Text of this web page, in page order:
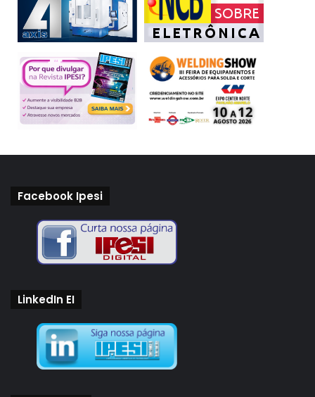
CARROS DE PASSEIOS –
Essa mesma tecnologia ou
similar também será a que equipará os carros europeus
novos no ano que vem. Há alguns críticos equivocados
que afirmam que por se tratar de um mecanismo
eletrônico sensorial, capaz de manter os registros dos
ocorridos, isso poderá ser utilizado como prova concreta
de que o motorista realmente estava com fadiga ou sono e,
Essa preocupação entre motoristas irresponsáveis tem
como base, por exemplo, legislações rigorosas como a de
dois estados norte-americanos: Nova Jersey e Arkansas.
sonolenta’ pode levar a pessoa a ser acusada de homicídio
veicular. O estatuto da ‘Lei de Maggie’ define como fadiga
estar sem dormir por um período superior a 24 horas
Facebook Ipesi
LinkedIn EI